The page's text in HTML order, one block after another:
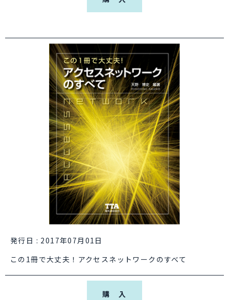
発行日 : 2017年07月01日
この1冊で大丈夫！アクセスネットワークのすべて
購 入